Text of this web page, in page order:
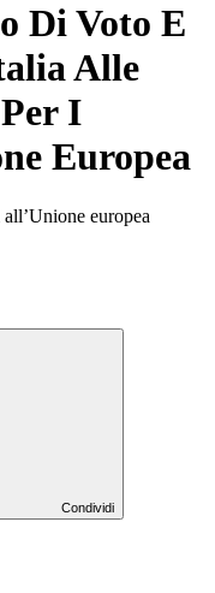
Di Voto E
Alle
I
Europea
europea
Condividi